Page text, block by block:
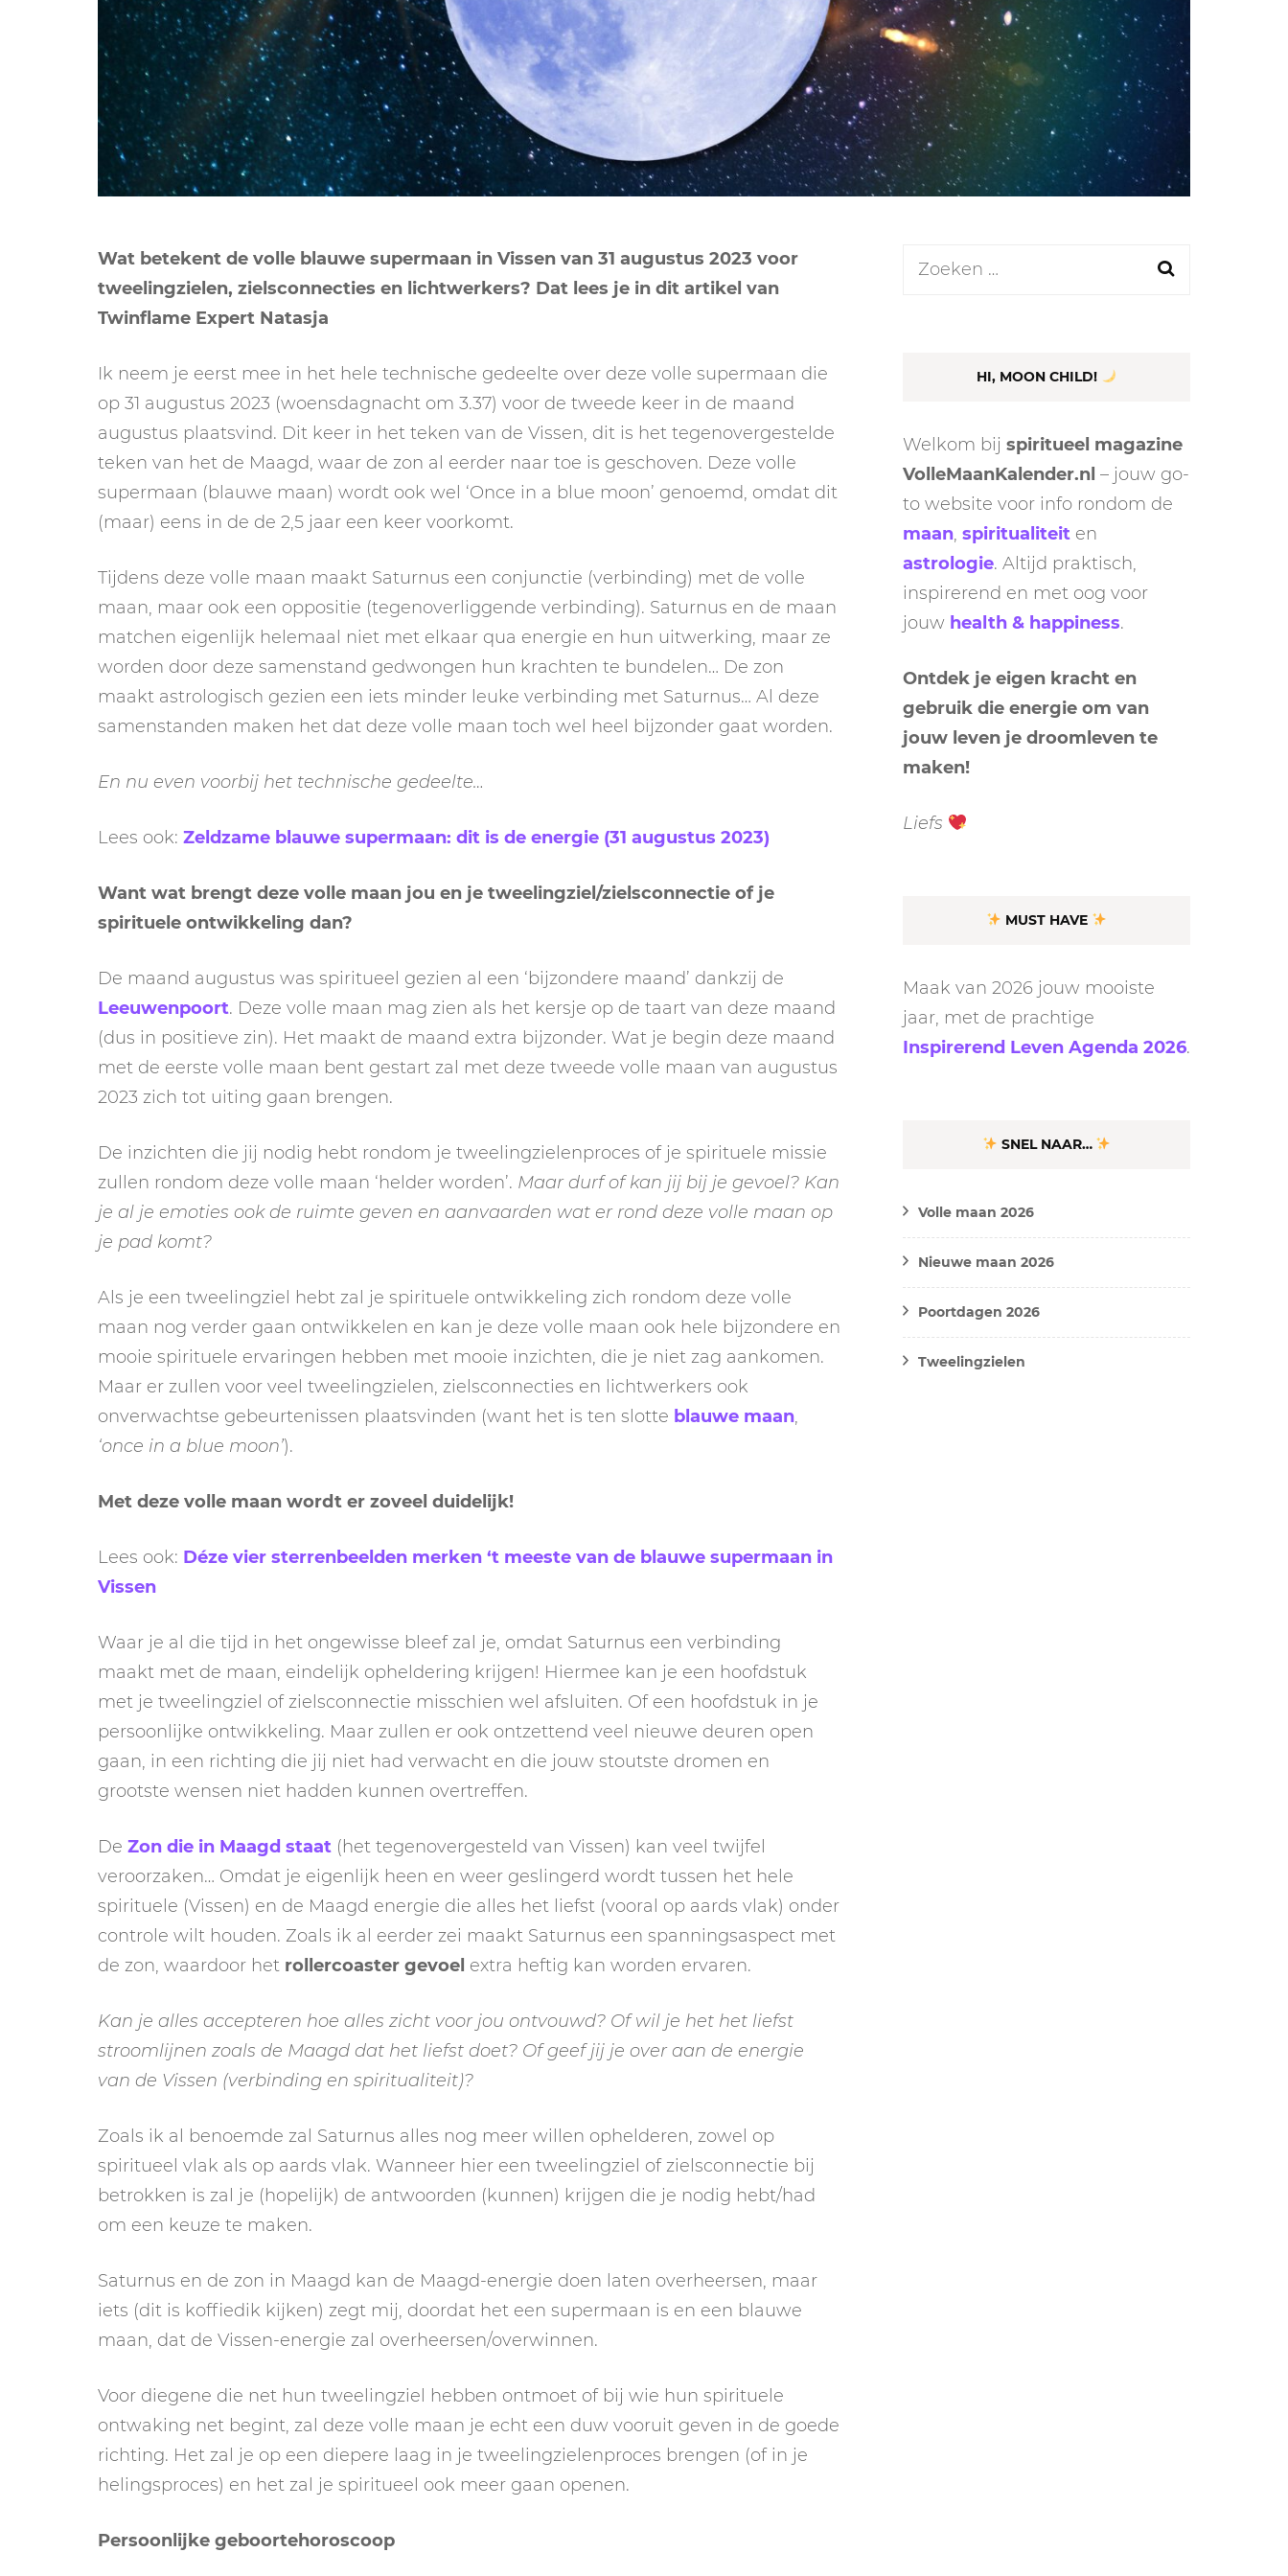
ELFDE HUIS
TWAALFDE HUIS
NEPTUNUS
PLUTO
CHIRON
MAAN
ORAKEL
RITUELEN
NIEUWE MAAN
RITUELEN
VOLLE MAAN RITUELEN
RETROGRADE RITUEEL
SPIRIT ANIMALS
TAROT
TAROT TECHNIEKEN
Wat betekent de volle blauwe supermaan in Vissen van 31 augustus 2023 voor
tweelingzielen, zielsconnecties en lichtwerkers? Dat lees je in dit artikel van
Twinflame Expert Natasja
Ik neem je eerst mee in het hele technische gedeelte over deze volle supermaan die
op 31 augustus 2023 (woensdagnacht om 3.37) voor de tweede keer in de maand
augustus plaatsvind. Dit keer in het teken van de Vissen, dit is het tegenovergestelde
teken van het de Maagd, waar de zon al eerder naar toe is geschoven. Deze volle
supermaan (blauwe maan) wordt ook wel ‘Once in a blue moon’ genoemd, omdat dit
(maar) eens in de de 2,5 jaar een keer voorkomt.
Tijdens deze volle maan maakt Saturnus een conjunctie (verbinding) met de volle
maan, maar ook een oppositie (tegenoverliggende verbinding). Saturnus en de maan
matchen eigenlijk helemaal niet met elkaar qua energie en hun uitwerking, maar ze
worden door deze samenstand gedwongen hun krachten te bundelen… De zon
maakt astrologisch gezien een iets minder leuke verbinding met Saturnus… Al deze
samenstanden maken het dat deze volle maan toch wel heel bijzonder gaat worden.
En nu even voorbij het technische gedeelte…
Lees ook: Zeldzame blauwe supermaan: dit is de energie (31 augustus 2023)
Want wat brengt deze volle maan jou en je tweelingziel/zielsconnectie of je
spirituele ontwikkeling dan?
De maand augustus was spiritueel gezien al een ‘bijzondere maand’ dankzij de
Leeuwenpoort. Deze volle maan mag zien als het kersje op de taart van deze maand
(dus in positieve zin). Het maakt de maand extra bijzonder. Wat je begin deze maand
met de eerste volle maan bent gestart zal met deze tweede volle maan van augustus
2023 zich tot uiting gaan brengen.
De inzichten die jij nodig hebt rondom je tweelingzielenproces of je spirituele missie
zullen rondom deze volle maan ‘helder worden’. Maar durf of kan jij bij je gevoel? Kan
je al je emoties ook de ruimte geven en aanvaarden wat er rond deze volle maan op
je pad komt?
Als je een tweelingziel hebt zal je spirituele ontwikkeling zich rondom deze volle
maan nog verder gaan ontwikkelen en kan je deze volle maan ook hele bijzondere en
mooie spirituele ervaringen hebben met mooie inzichten, die je niet zag aankomen.
Maar er zullen voor veel tweelingzielen, zielsconnecties en lichtwerkers ook
onverwachtse gebeurtenissen plaatsvinden (want het is ten slotte blauwe maan,
‘once in a blue moon’).
Met deze volle maan wordt er zoveel duidelijk!
Lees ook: Déze vier sterrenbeelden merken ‘t meeste van de blauwe supermaan in
Vissen
Waar je al die tijd in het ongewisse bleef zal je, omdat Saturnus een verbinding
maakt met de maan, eindelijk opheldering krijgen! Hiermee kan je een hoofdstuk
met je tweelingziel of zielsconnectie misschien wel afsluiten. Of een hoofdstuk in je
persoonlijke ontwikkeling. Maar zullen er ook ontzettend veel nieuwe deuren open
gaan, in een richting die jij niet had verwacht en die jouw stoutste dromen en
grootste wensen niet hadden kunnen overtreffen.
De Zon die in Maagd staat (het tegenovergesteld van Vissen) kan veel twijfel
veroorzaken… Omdat je eigenlijk heen en weer geslingerd wordt tussen het hele
spirituele (Vissen) en de Maagd energie die alles het liefst (vooral op aards vlak) onder
controle wilt houden. Zoals ik al eerder zei maakt Saturnus een spanningsaspect met
de zon, waardoor het rollercoaster gevoel extra heftig kan worden ervaren.
Kan je alles accepteren hoe alles zicht voor jou ontvouwd? Of wil je het het liefst
stroomlijnen zoals de Maagd dat het liefst doet? Of geef jij je over aan de energie
van de Vissen (verbinding en spiritualiteit)?
Zoals ik al benoemde zal Saturnus alles nog meer willen ophelderen, zowel op
spiritueel vlak als op aards vlak. Wanneer hier een tweelingziel of zielsconnectie bij
betrokken is zal je (hopelijk) de antwoorden (kunnen) krijgen die je nodig hebt/had
om een keuze te maken.
Saturnus en de zon in Maagd kan de Maagd-energie doen laten overheersen, maar
iets (dit is koffiedik kijken) zegt mij, doordat het een supermaan is en een blauwe
maan, dat de Vissen-energie zal overheersen/overwinnen.
Voor diegene die net hun tweelingziel hebben ontmoet of bij wie hun spirituele
ontwaking net begint, zal deze volle maan je echt een duw vooruit geven in de goede
richting. Het zal je op een diepere laag in je tweelingzielenproces brengen (of in je
helingsproces) en het zal je spiritueel ook meer gaan openen.
Persoonlijke geboortehoroscoop
Zoeken
HI, MOON CHILD!
Welkom bij spiritueel magazine
VolleMaanKalender.nl – jouw go-
to website voor info rondom de
maan, spiritualiteit en
astrologie. Altijd praktisch,
inspirerend en met oog voor
jouw health & happiness.
Ontdek je eigen kracht en
gebruik die energie om van
jouw leven je droomleven te
maken!
Liefs
MUST HAVE
Maak van 2026 jouw mooiste
jaar, met de prachtige
Inspirerend Leven Agenda 2026.
SNEL NAAR…
Volle maan 2026
Nieuwe maan 2026
Poortdagen 2026
Tweelingzielen